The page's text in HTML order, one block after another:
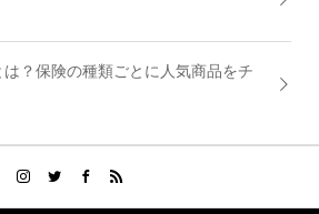
？保険の種類ごとに人気商品をチ